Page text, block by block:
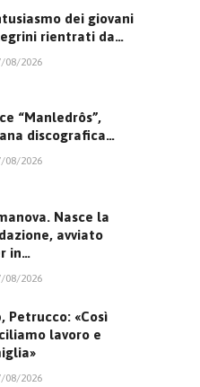
dei giovani
rientrati da…
08/2026
“Manledrôs”,
discografica…
08/2026
Nasce la
avviato
in…
08/2026
Petrucco: «Così
lavoro e
08/2026